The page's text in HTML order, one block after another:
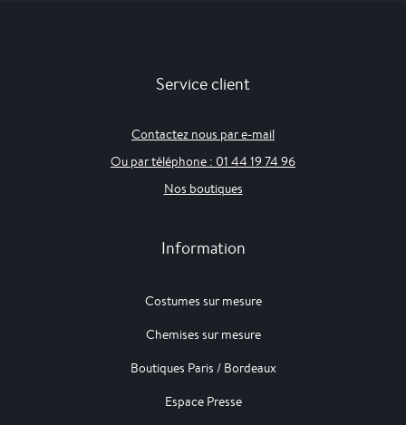
Service client
Contactez nous par e-mail
Ou par téléphone : 01 44 19 74 96
Nos boutiques
Information
Costumes sur mesure
Chemises sur mesure
Boutiques Paris / Bordeaux
Espace Presse